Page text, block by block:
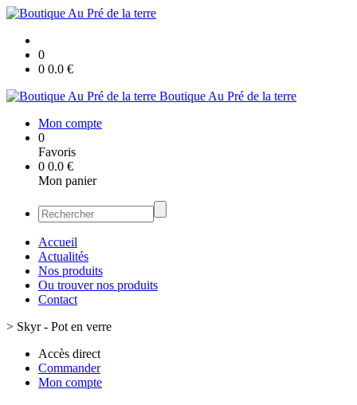
0
0 0.0 €
Boutique Au Pré de la terre
Mon compte
0
Favoris
0 0.0 €
Mon panier
Accueil
Actualités
Nos produits
Ou trouver nos produits
Contact
> Skyr - Pot en verre
Accès direct
Commander
Mon compte